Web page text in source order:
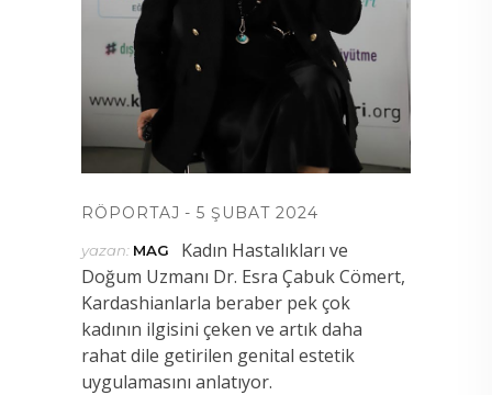
RÖPORTAJ 5 ŞUBAT 2024
yazan: MAG
Kadın Hastalıkları ve
Doğum Uzmanı Dr. Esra Çabuk Cömert,
Kardashianlarla beraber pek çok
kadının ilgisini çeken ve artık daha
rahat dile getirilen genital estetik
uygulamasını anlatıyor.